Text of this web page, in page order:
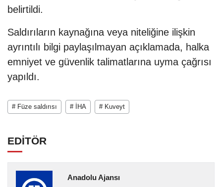
belirtildi.
Saldırıların kaynağına veya niteliğine ilişkin
ayrıntılı bilgi paylaşılmayan açıklamada, halka
emniyet ve güvenlik talimatlarına uyma çağrısı
yapıldı.
# Füze saldırısı # İHA # Kuveyt
EDİTÖR
Anadolu Ajansı